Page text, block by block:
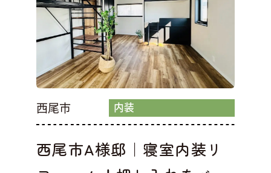
西尾市 内装
西尾市A様邸｜寝室内装リ